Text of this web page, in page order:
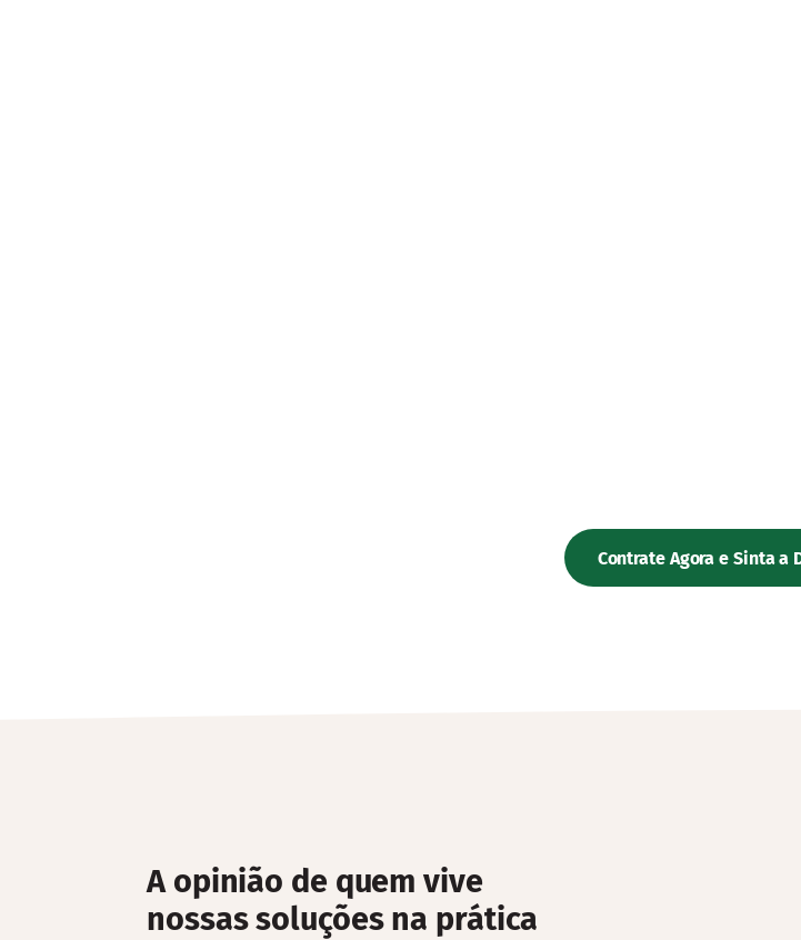
Contrate Agora e Sinta a
A opinião de quem vive
nossas soluções na prática